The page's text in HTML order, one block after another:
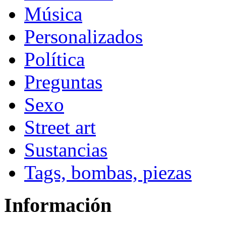
Música
Personalizados
Política
Preguntas
Sexo
Street art
Sustancias
Tags, bombas, piezas
Información